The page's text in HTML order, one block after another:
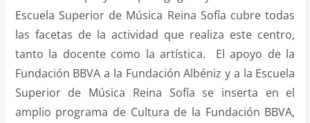
Escuela Superior de Música Reina Sofía cubre todas
las facetas de la actividad que realiza este centro,
tanto la docente como la artística. El apoyo de la
Fundación BBVA a la Fundación Albéniz y a la Escuela
Superior de Música Reina Sofía se inserta en el
amplio programa de Cultura de la Fundación BBVA,